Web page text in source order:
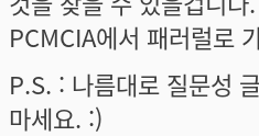
PCMCIA에서 패러럴로
P.S. : 나름대로 질문성
마세요. :)